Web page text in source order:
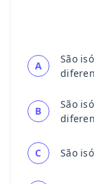
A
São
B
São
C São